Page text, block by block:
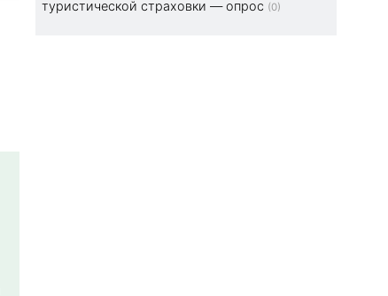
туристической страховки — опрос (0)